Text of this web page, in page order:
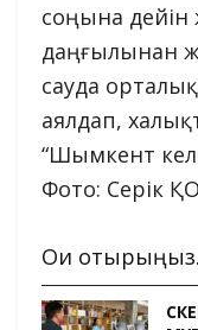
соңына дейін
даңғылынан
сауда
аялдап,
“Шымкент
Фото: Серік
Оқи